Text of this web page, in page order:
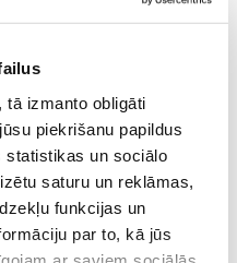
tā izmanto obligāti
piekrišanu papildus
statistikas un sociālo
saturu un reklāmas,
funkcijas un
par to, kā jūs
vasarā ☀️